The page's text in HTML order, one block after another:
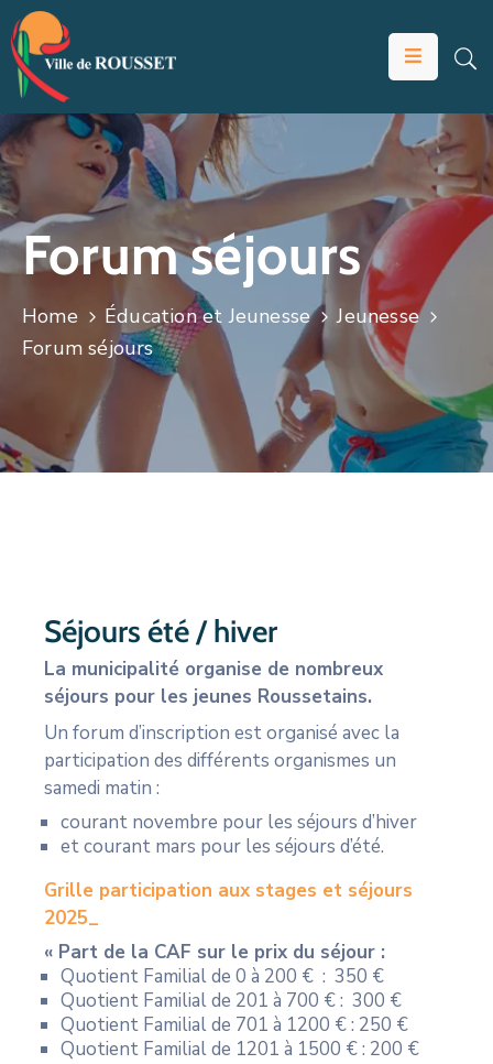
VOTRE
MAIRIE
À
ROUSSET
ÉDUCATION
JEUNESSE
ÉCONOMIE
ANIMATION
Forum séjours
Home Éducation et Jeunesse
Jeunesse
Forum séjours
Séjours été / hiver
La municipalité organise de nombreux
séjours pour les jeunes Roussetains.
Un forum d’inscription est organisé avec la
participation des différents organismes un
samedi matin :
courant novembre pour les séjours d’hiver
et courant mars pour les séjours d’été.
Grille participation aux stages et séjours
2025_
« Part de la CAF sur le prix du séjour :
Quotient Familial de 0 à 200 € : 350 €
Quotient Familial de 201 à 700 € : 300 €
Quotient Familial de 701 à 1200 € : 250 €
Quotient Familial de 1201 à 1500 € : 200 €